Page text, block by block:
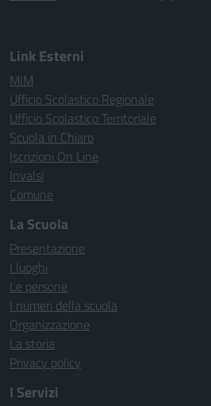
Link Esterni
MIM
Ufficio Scolastico Regionale
Ufficio Scolastico Territoriale
Scuola in Chiaro
Iscrizioni On Line
Invalsi
Comune
La Scuola
Presentazione
I luoghi
Le persone
I numeri della scuola
Organizzazione
La storia
Privacy policy
I Servizi